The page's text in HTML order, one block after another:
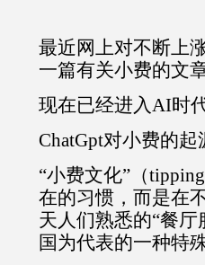
最近网上对不断上
一篇有关小费的文
现在已经进入AI时
ChatGpt对小费的起
“小费文化”（
在的习惯，而是在
天人们熟悉的“餐
国为代表的一种特